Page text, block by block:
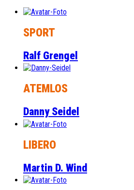
SPORT
Ralf Grengel
ATEMLOS
Danny Seidel
LIBERO
Martin D. Wind